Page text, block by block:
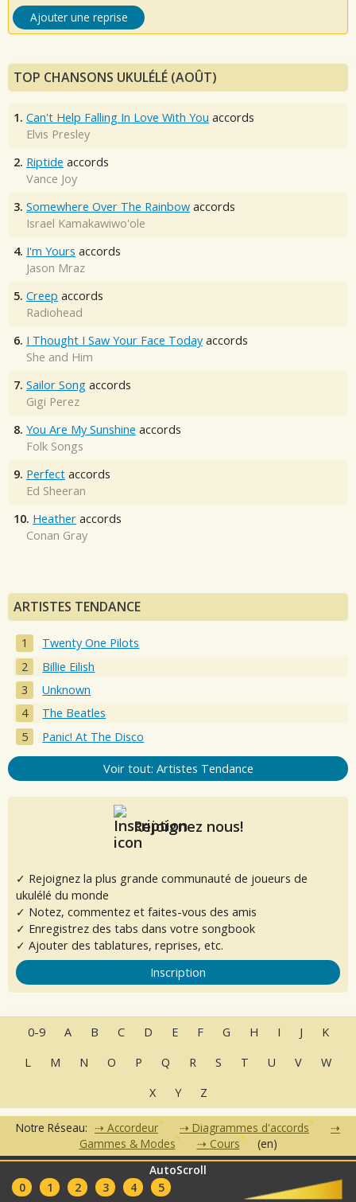
AutoScroll
0
1 2 3 4 5
Ajouter une reprise
TOP CHANSONS UKULÉLÉ (AOÛT)
1. Can't Help Falling In Love With You accords
Elvis Presley
2. Riptide accords
Vance Joy
3. Somewhere Over The Rainbow accords
Israel Kamakawiwo'ole
4. I'm Yours accords
Jason Mraz
5. Creep accords
Radiohead
6. I Thought I Saw Your Face Today accords
She and Him
7. Sailor Song accords
Gigi Perez
8. You Are My Sunshine accords
Folk Songs
9. Perfect accords
Ed Sheeran
10. Heather accords
Conan Gray
ARTISTES TENDANCE
Twenty One Pilots
Billie Eilish
Unknown
The Beatles
Panic! At The Disco
Voir tout: Artistes Tendance
Rejoignez nous!
✓ Rejoignez la plus grande communauté de joueurs de
ukulélé du monde
✓ Notez, commentez et faites-vous des amis
✓ Enregistrez des tabs dans votre songbook
✓ Ajouter des tablatures, reprises, etc.
Inscription
0-9 A B C D E F G H I J
K
L
M N O P Q R S T U V
W
X
Y Z
Notre Réseau: Accordeur
Diagrammes d'accords
Gammes & Modes
Cours (en)
•Données Personnelles
Clubs